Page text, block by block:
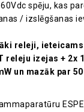
spēju, kas
/ izslēgšanas
releji,
releju izejas + 2x
un mazāk par